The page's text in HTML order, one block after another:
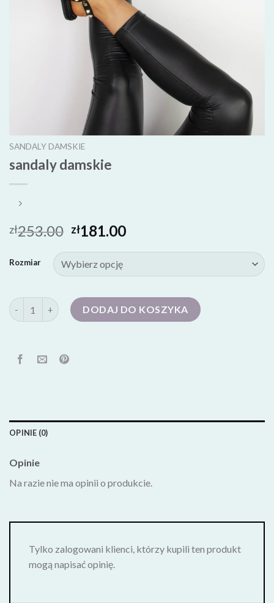
SANDALY DAMSKIE
sandaly damskie
zł253.00 zł181.00
Rozmiar
ilość sandaly damskieDODAJ DO KOSZYKA
OPINIE (0)
Opinie
Na razie nie ma opinii o produkcie.
Tylko zalogowani klienci, którzy kupili ten produkt
mogą napisać opinię.